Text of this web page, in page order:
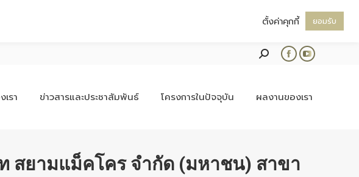
Search:
Facebook
opens
YouTube
opens
เรา ข่าวสารและประชาสัมพันธ์ โครงการในปัจจุบัน ผลงานของเรา
สยามแม็คโคร จำกัด (มหาชน) สาขา
ตั้งค่าคุกกี้ ยอมรับ